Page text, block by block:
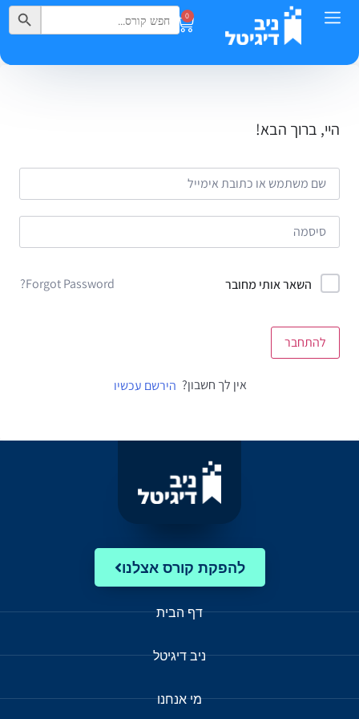
0
Search
for:
Search Button
היי, ברוך הבא!
השאר אותי מחובר Forgot Password?
להתחבר
אין לך חשבון? הירשם עכשיו
להפקת קורס אצלנו
דף הבית
ניב דיגיטל
מי אנחנו